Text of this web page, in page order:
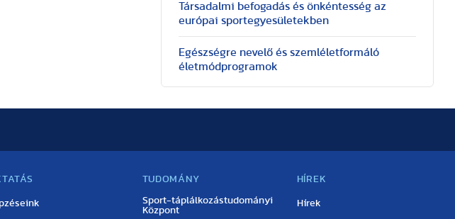
Társadalmi befogadás és önkéntesség az
európai sportegyesületekben
Egészségre nevelő és szemléletformáló
életmódprogramok
TUDOMÁNY
Sport-táplálkozástudományi
Központ
HÍREK
Hírek